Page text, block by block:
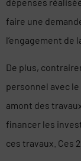
faire une
l’engagement de
De plus,
personnel avec
amont des
financer les
ces travaux. Ces